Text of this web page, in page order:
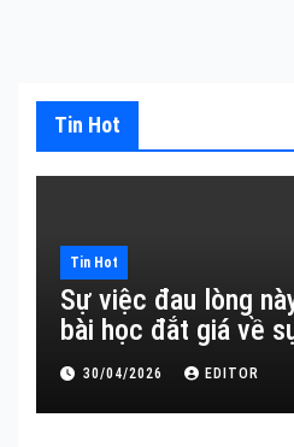
Tin Hot
Tin Hot
Sự việc đau lòng
bài học đắt giá về
30/04/2026 EDITOR